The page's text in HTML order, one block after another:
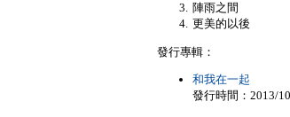
陣雨之間
更美的以後
發行專輯：
和我在一起
發行時間：2013/